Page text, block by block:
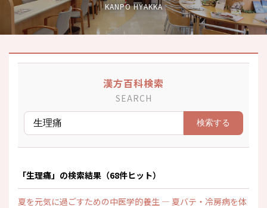
KANPO HYAKKA
漢方百科検索
SEARCH
「生理痛」の検索結果（68件ヒット）
夏を元気に過ごすための中医学的養生 ― 夏バテ・冷房病を体